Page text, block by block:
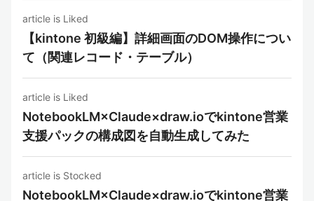
article is Liked
【kintone 初級編】詳細画面のDOM操作につい
て（関連レコード・テーブル）
article is Liked
NotebookLM×Claude×draw.ioでkintone営業
支援パックの構成図を自動生成してみた
article is Stocked
NotebookLM×Claude×draw.ioでkintone営業